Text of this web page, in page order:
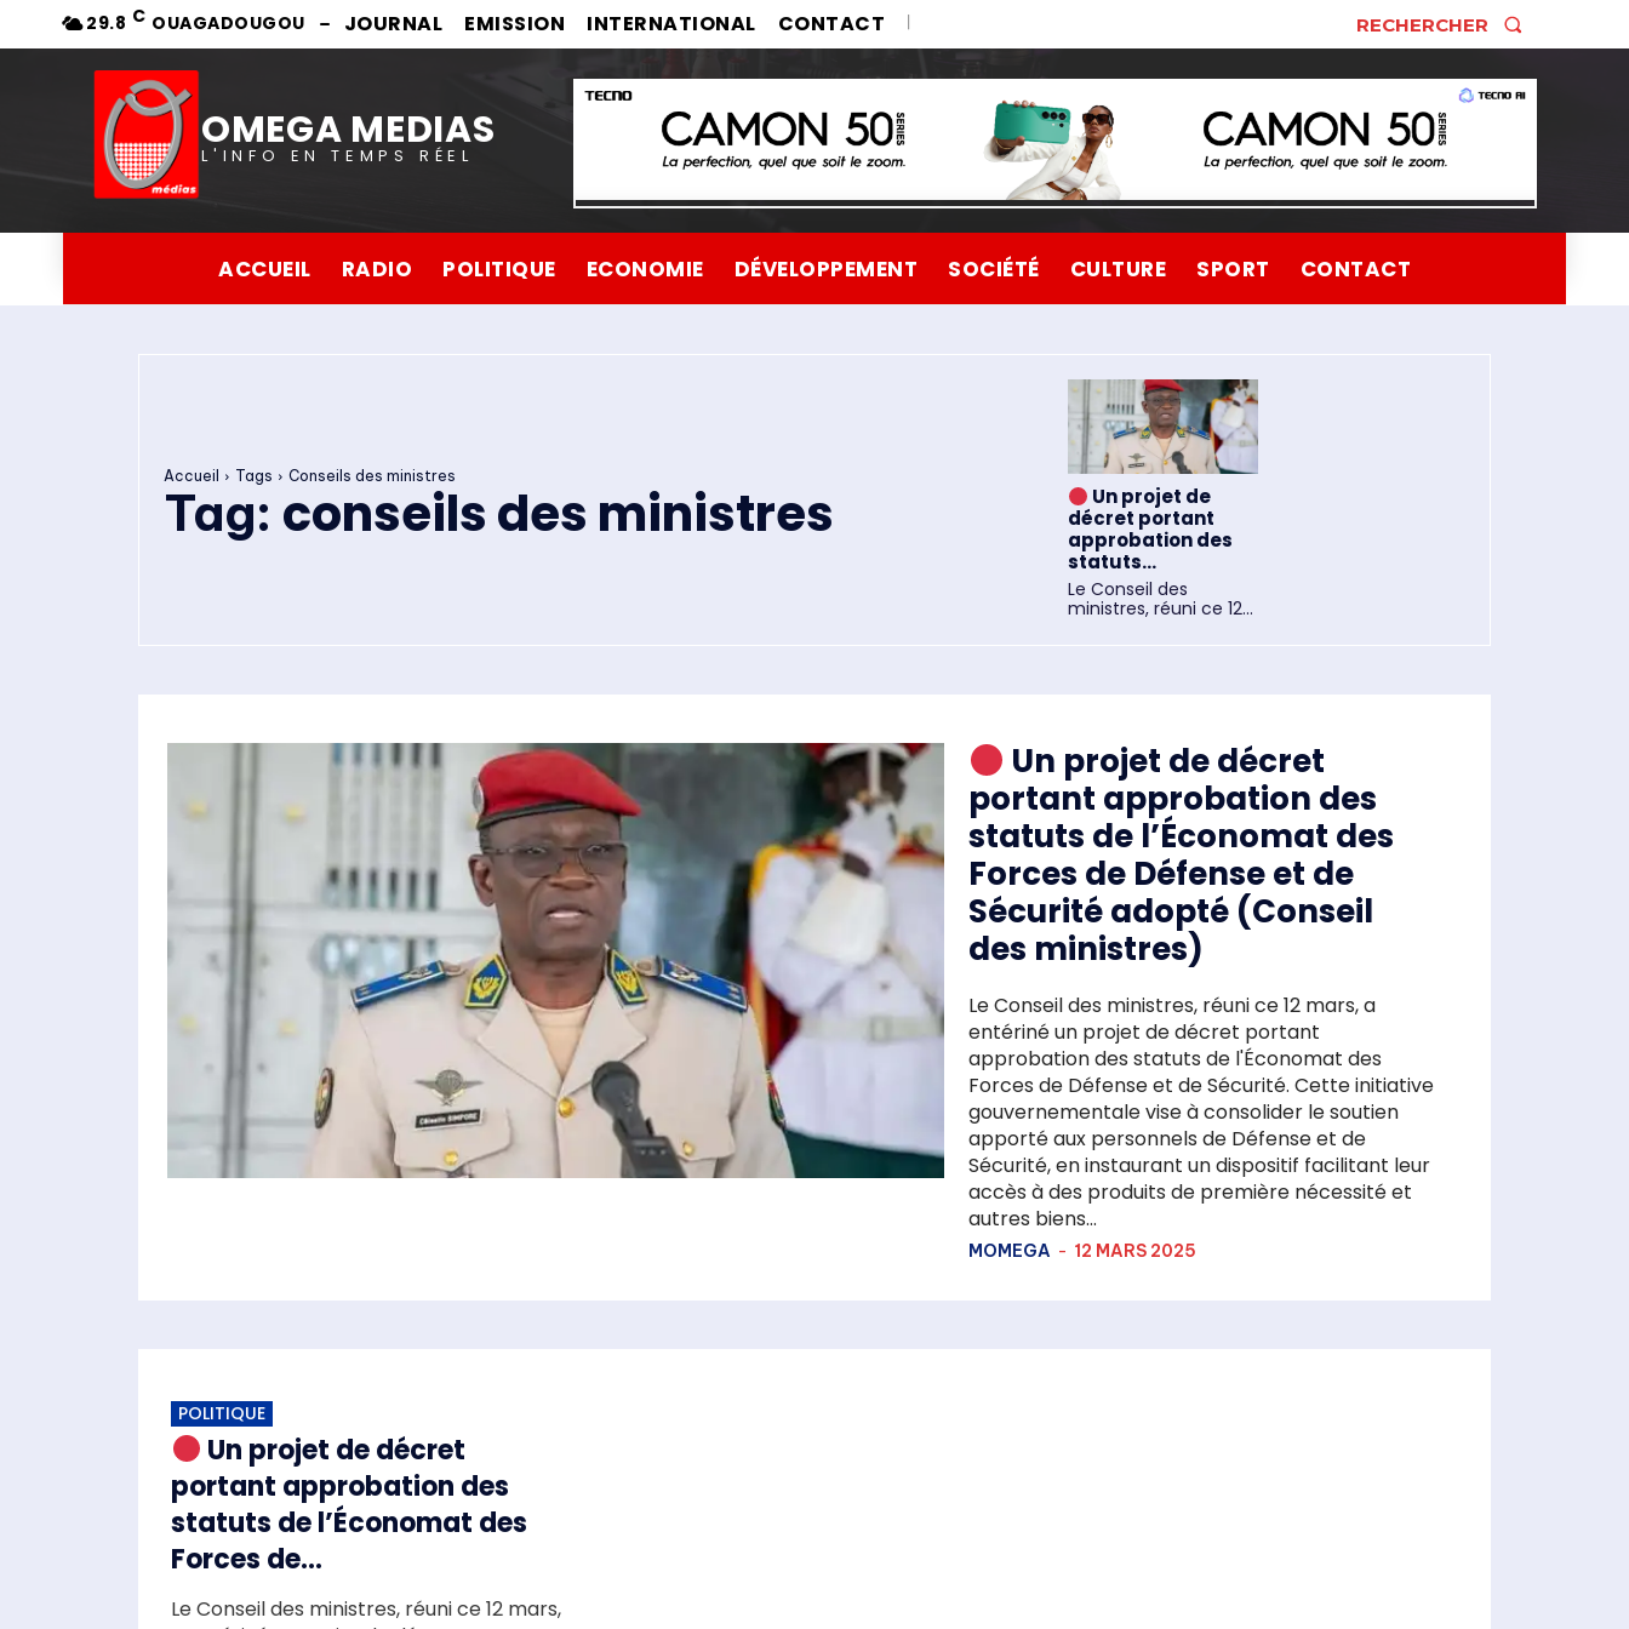
29.8 C OUAGADOUGOU JOURNAL EMISSION INTERNATIONAL CONTACT RECHERCHER
OMEGA MEDIAS
L'INFO EN TEMPS RÉEL
ACCUEIL RADIO POLITIQUE ECONOMIE DÉVELOPPEMENT SOCIÉTÉ CULTURE SPORT CONTACT
Accueil Tags Conseils des ministres
Tag: conseils des ministres
Un projet de
décret portant
approbation des
statuts...
Le Conseil des
ministres, réuni ce 12...
Un projet de décret
portant approbation des
statuts de l’Économat des
Forces de Défense et de
Sécurité adopté (Conseil
des ministres)
Le Conseil des ministres, réuni ce 12 mars, a
entériné un projet de décret portant
approbation des statuts de l'Économat des
Forces de Défense et de Sécurité. Cette initiative
gouvernementale vise à consolider le soutien
apporté aux personnels de Défense et de
Sécurité, en instaurant un dispositif facilitant leur
accès à des produits de première nécessité et
autres biens...
MOMEGA - 12 MARS 2025
POLITIQUE
Un projet de décret
portant approbation des
statuts de l’Économat des
Forces de...
Le Conseil des ministres, réuni ce 12 mars,